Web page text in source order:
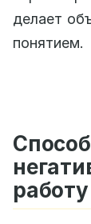
делает
понятием.